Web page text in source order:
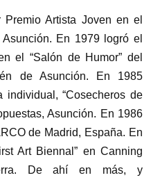
Artista Joven en el
En 1979 logró el
el “Salón de Humor” del
de Asunción. En 1985
individual, “Cosecheros de
Asunción. En 1986
de Madrid, España. En
Art Biennal” en Canning
De ahí en más, y